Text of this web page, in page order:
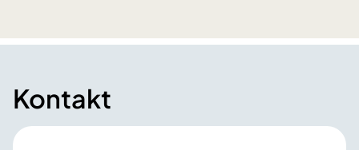
Kontakt